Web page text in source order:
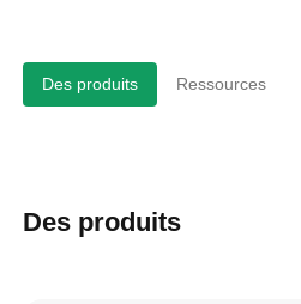
Des produits Ressources
Des produits